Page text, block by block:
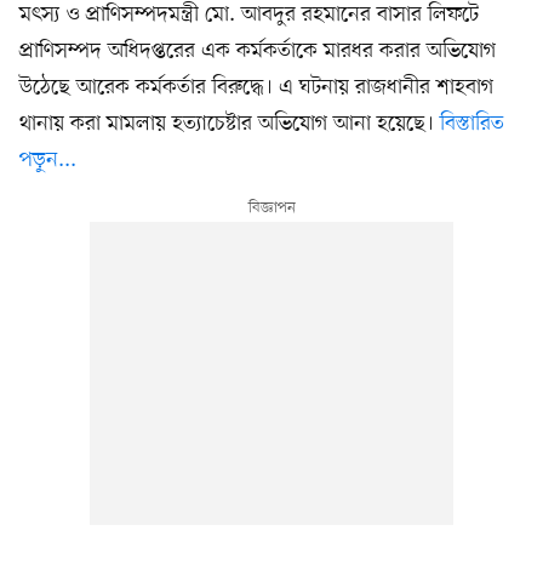
মৎস্য ও প্রাণিসম্পদমন্ত্রী মো. আবদুর রহমানের বাসার লিফটে
প্রাণিসম্পদ অধিদপ্তরের এক কর্মকর্তাকে মারধর করার অভিযোগ
উঠেছে আরেক কর্মকর্তার বিরুদ্ধে। এ ঘটনায় রাজধানীর শাহবাগ
থানায় করা মামলায় হত্যাচেষ্টার অভিযোগ আনা হয়েছে।বিস্তারিত
পড়ুন...